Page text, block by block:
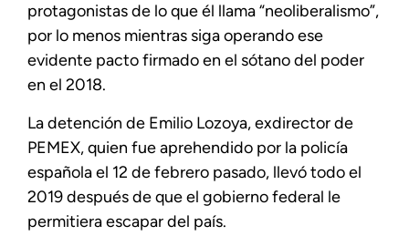
protagonistas de lo que él llama “neoliberalismo”,
por lo menos mientras siga operando ese
evidente pacto firmado en el sótano del poder
en el 2018.
La detención de Emilio Lozoya, exdirector de
PEMEX, quien fue aprehendido por la policía
española el 12 de febrero pasado, llevó todo el
2019 después de que el gobierno federal le
permitiera escapar del país.